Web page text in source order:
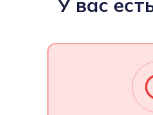
У вас